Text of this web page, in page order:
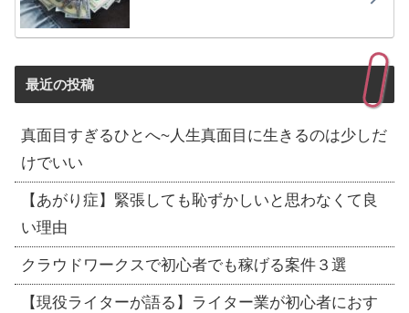
最近の投稿
真面目すぎるひとへ~人生真面目に生きるのは少しだ
けでいい
【あがり症】緊張しても恥ずかしいと思わなくて良
い理由
クラウドワークスで初心者でも稼げる案件３選
【現役ライターが語る】ライター業が初心者におす